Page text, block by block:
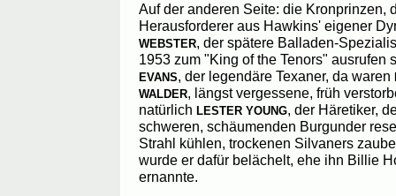
Auf der anderen Seite: die Kronprinzen,
Herausforderer aus Hawkins' eigener
WEBSTER, der spätere Balladen-
1953 zum "King of the Tenors" ausrufen
EVANS, der legendäre Texaner, da waren
WALDER, längst vergessene, früh
natürlich LESTER YOUNG, der Häretiker,
schweren, schäumenden Burgunder
Strahl kühlen, trockenen Silvaners
wurde er dafür belächelt, ehe ihn Billie
ernannte.